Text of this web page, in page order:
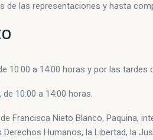
de las representaciones y hasta
10:00 a 14:00 horas y por las tardes
10:00 a 14:00 horas.
Francisca Nieto Blanco, Paquina,
Humanos, la Libertad, la